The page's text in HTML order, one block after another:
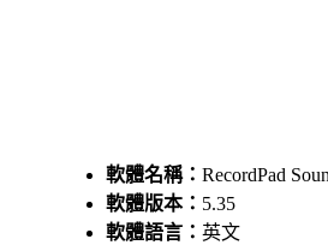
軟體名稱： RecordPad
軟體版本： 5.35
軟體語言： 英文